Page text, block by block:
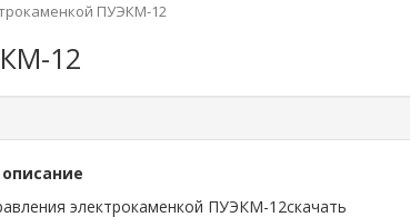
ПУЭКМ-12
12
электрокаменкой ПУЭКМ-12скачать